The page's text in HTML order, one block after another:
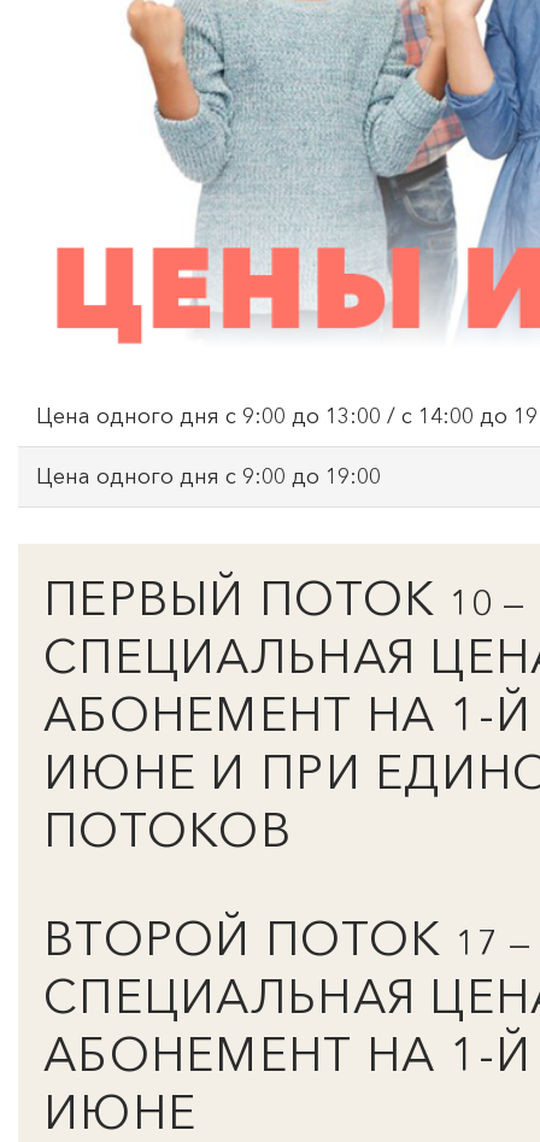
Цена одного дня с 9:00 до 13:00 / с 14:00 до
Цена одного дня с 9:00 до 19:00
ПЕРВЫЙ ПОТОК 10
СПЕЦИАЛЬНАЯ
АБОНЕМЕНТ НА 1-
ИЮНЕ И ПРИ
ПОТОКОВ
ВТОРОЙ ПОТОК 17
СПЕЦИАЛЬНАЯ
АБОНЕМЕНТ НА 1-
ИЮНЕ